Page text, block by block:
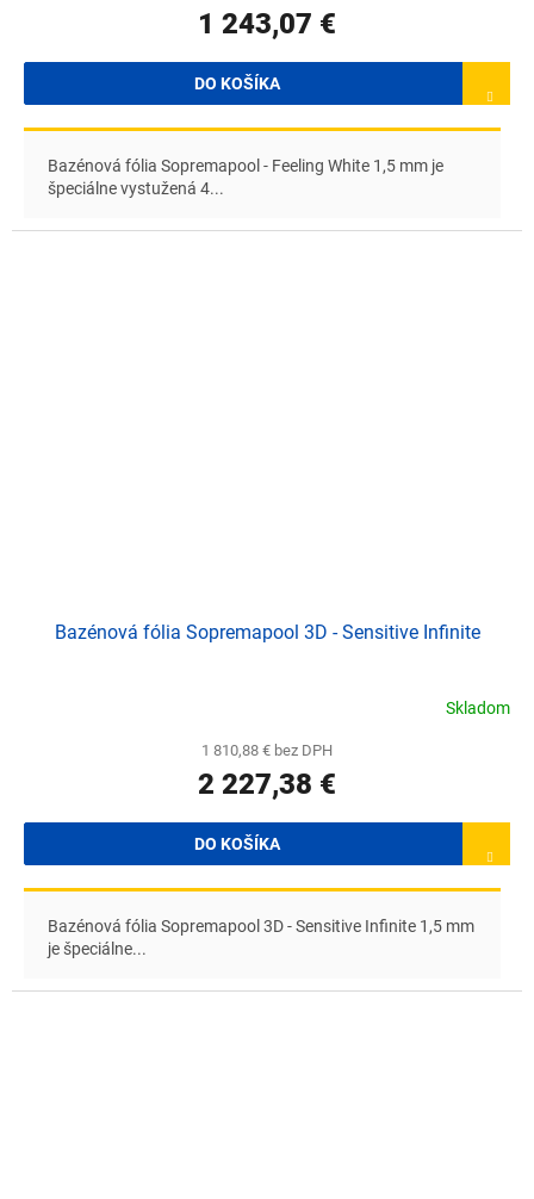
1 243,07 €
DO KOŠÍKA
Bazénová fólia Sopremapool - Feeling White 1,5 mm je
špeciálne vystužená 4...
Bazénová fólia Sopremapool 3D - Sensitive Infinite
Skladom
1 810,88 € bez DPH
2 227,38 €
DO KOŠÍKA
Bazénová fólia Sopremapool 3D - Sensitive Infinite 1,5 mm
je špeciálne...